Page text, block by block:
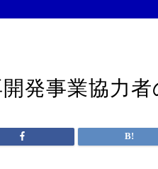
発事業協力者